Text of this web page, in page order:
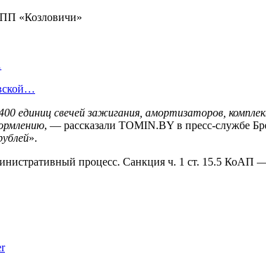
единиц свечей зажигания, амортизаторов,
, — рассказали TOMIN.BY в пресс-службе
».
процесс. Санкция ч. 1 ст. 15.5 КоАП